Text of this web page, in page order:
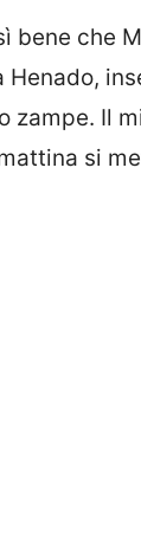
bene che
Henado,
zampe. Il
si